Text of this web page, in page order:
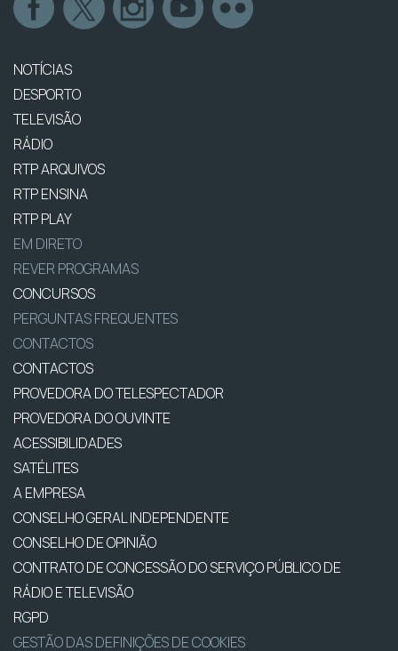
NOTÍCIAS
DESPORTO
TELEVISÃO
RÁDIO
RTP ARQUIVOS
RTP ENSINA
RTP PLAY
EM DIRETO
REVER PROGRAMAS
CONCURSOS
PERGUNTAS FREQUENTES
CONTACTOS
CONTACTOS
PROVEDORA DO TELESPECTADOR
PROVEDORA DO OUVINTE
ACESSIBILIDADES
SATÉLITES
A EMPRESA
CONSELHO GERAL INDEPENDENTE
CONSELHO DE OPINIÃO
CONTRATO DE CONCESSÃO DO SERVIÇO PÚBLICO DE
RÁDIO E TELEVISÃO
RGPD
GESTÃO DAS DEFINIÇÕES DE COOKIES